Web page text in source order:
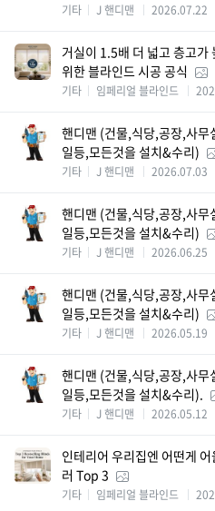
기타 J 핸디맨 2026.07.22
거실이 1.5배 더 넓고 층고가
위한 블라인드 시공 공식
기타 임페리얼 블라인드
핸디맨 (건물,식당,공장,사
일등,모든것을 설치&수리)
기타 J 핸디맨 2026.07.03
핸디맨 (건물,식당,공장,사
일등,모든것을 설치&수리)
기타 J 핸디맨 2026.06.25
핸디맨 (건물,식당,공장,사
일등,모든것을 설치&수리)
기타 J 핸디맨 2026.05.19
핸디맨 (건물,식당,공장,사
일등,모든것을 설치&수리).
기타 J 핸디맨 2026.05.12
인테리어 우리집엔 어떤게
러 Top 3
기타 임페리얼 블라인드